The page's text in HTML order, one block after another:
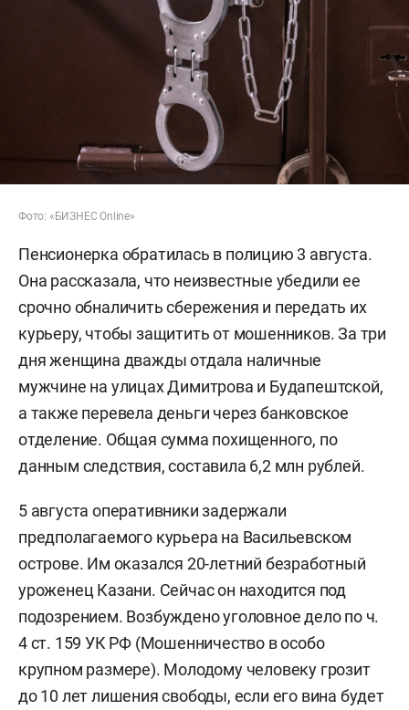
Фото: «БИЗНЕС Online»
Пенсионерка обратилась в полицию 3 августа.
Она рассказала, что неизвестные убедили ее
срочно обналичить сбережения и передать их
курьеру, чтобы защитить от мошенников. За три
дня женщина дважды отдала наличные
мужчине на улицах Димитрова и Будапештской,
а также перевела деньги через банковское
отделение. Общая сумма похищенного, по
данным следствия, составила 6,2 млн рублей.
5 августа оперативники задержали
предполагаемого курьера на Васильевском
острове. Им оказался 20-летний безработный
уроженец Казани. Сейчас он находится под
подозрением. Возбуждено уголовное дело по ч.
4 ст. 159 УК РФ (Мошенничество в особо
крупном размере). Молодому человеку грозит
до 10 лет лишения свободы, если его вина будет